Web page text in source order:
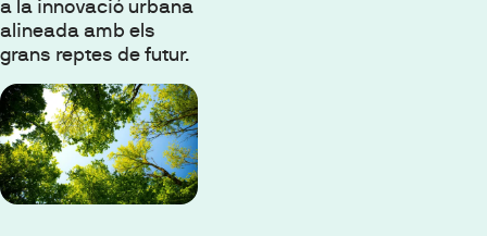
a la innovació urbana
alineada amb els
grans reptes de futur.